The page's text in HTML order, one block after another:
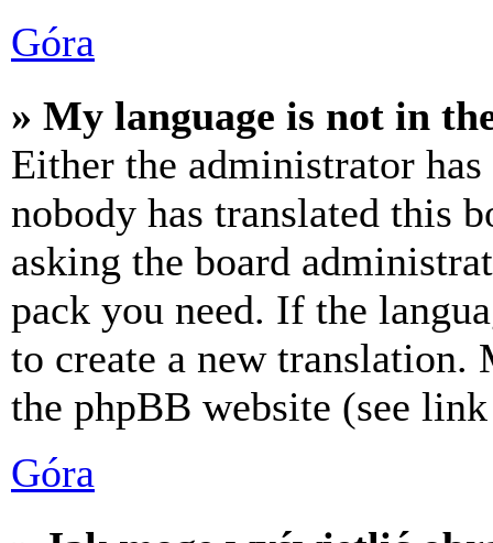
Góra
» My language is not in
Either the administrator
nobody has translated this
asking the board
pack you need. If the
to create a new
the phpBB website (see
Góra